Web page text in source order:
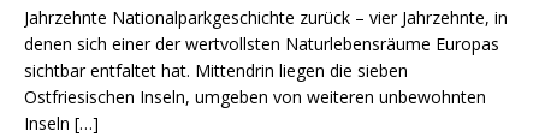
Jahrzehnte Nationalparkgeschichte zurück – vier Jahrzehnte, in
denen sich einer der wertvollsten Naturlebensräume Europas
sichtbar entfaltet hat. Mittendrin liegen die sieben
Ostfriesischen Inseln, umgeben von weiteren unbewohnten
Inseln […]